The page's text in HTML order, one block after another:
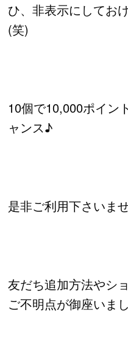
ひ、非表示にしてお
(笑)
10個で10,000ポイン
ャンス♪
是非ご利用下さいま
友だち追加方法やシ
ご不明点が御座いま